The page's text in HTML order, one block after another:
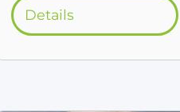
Details